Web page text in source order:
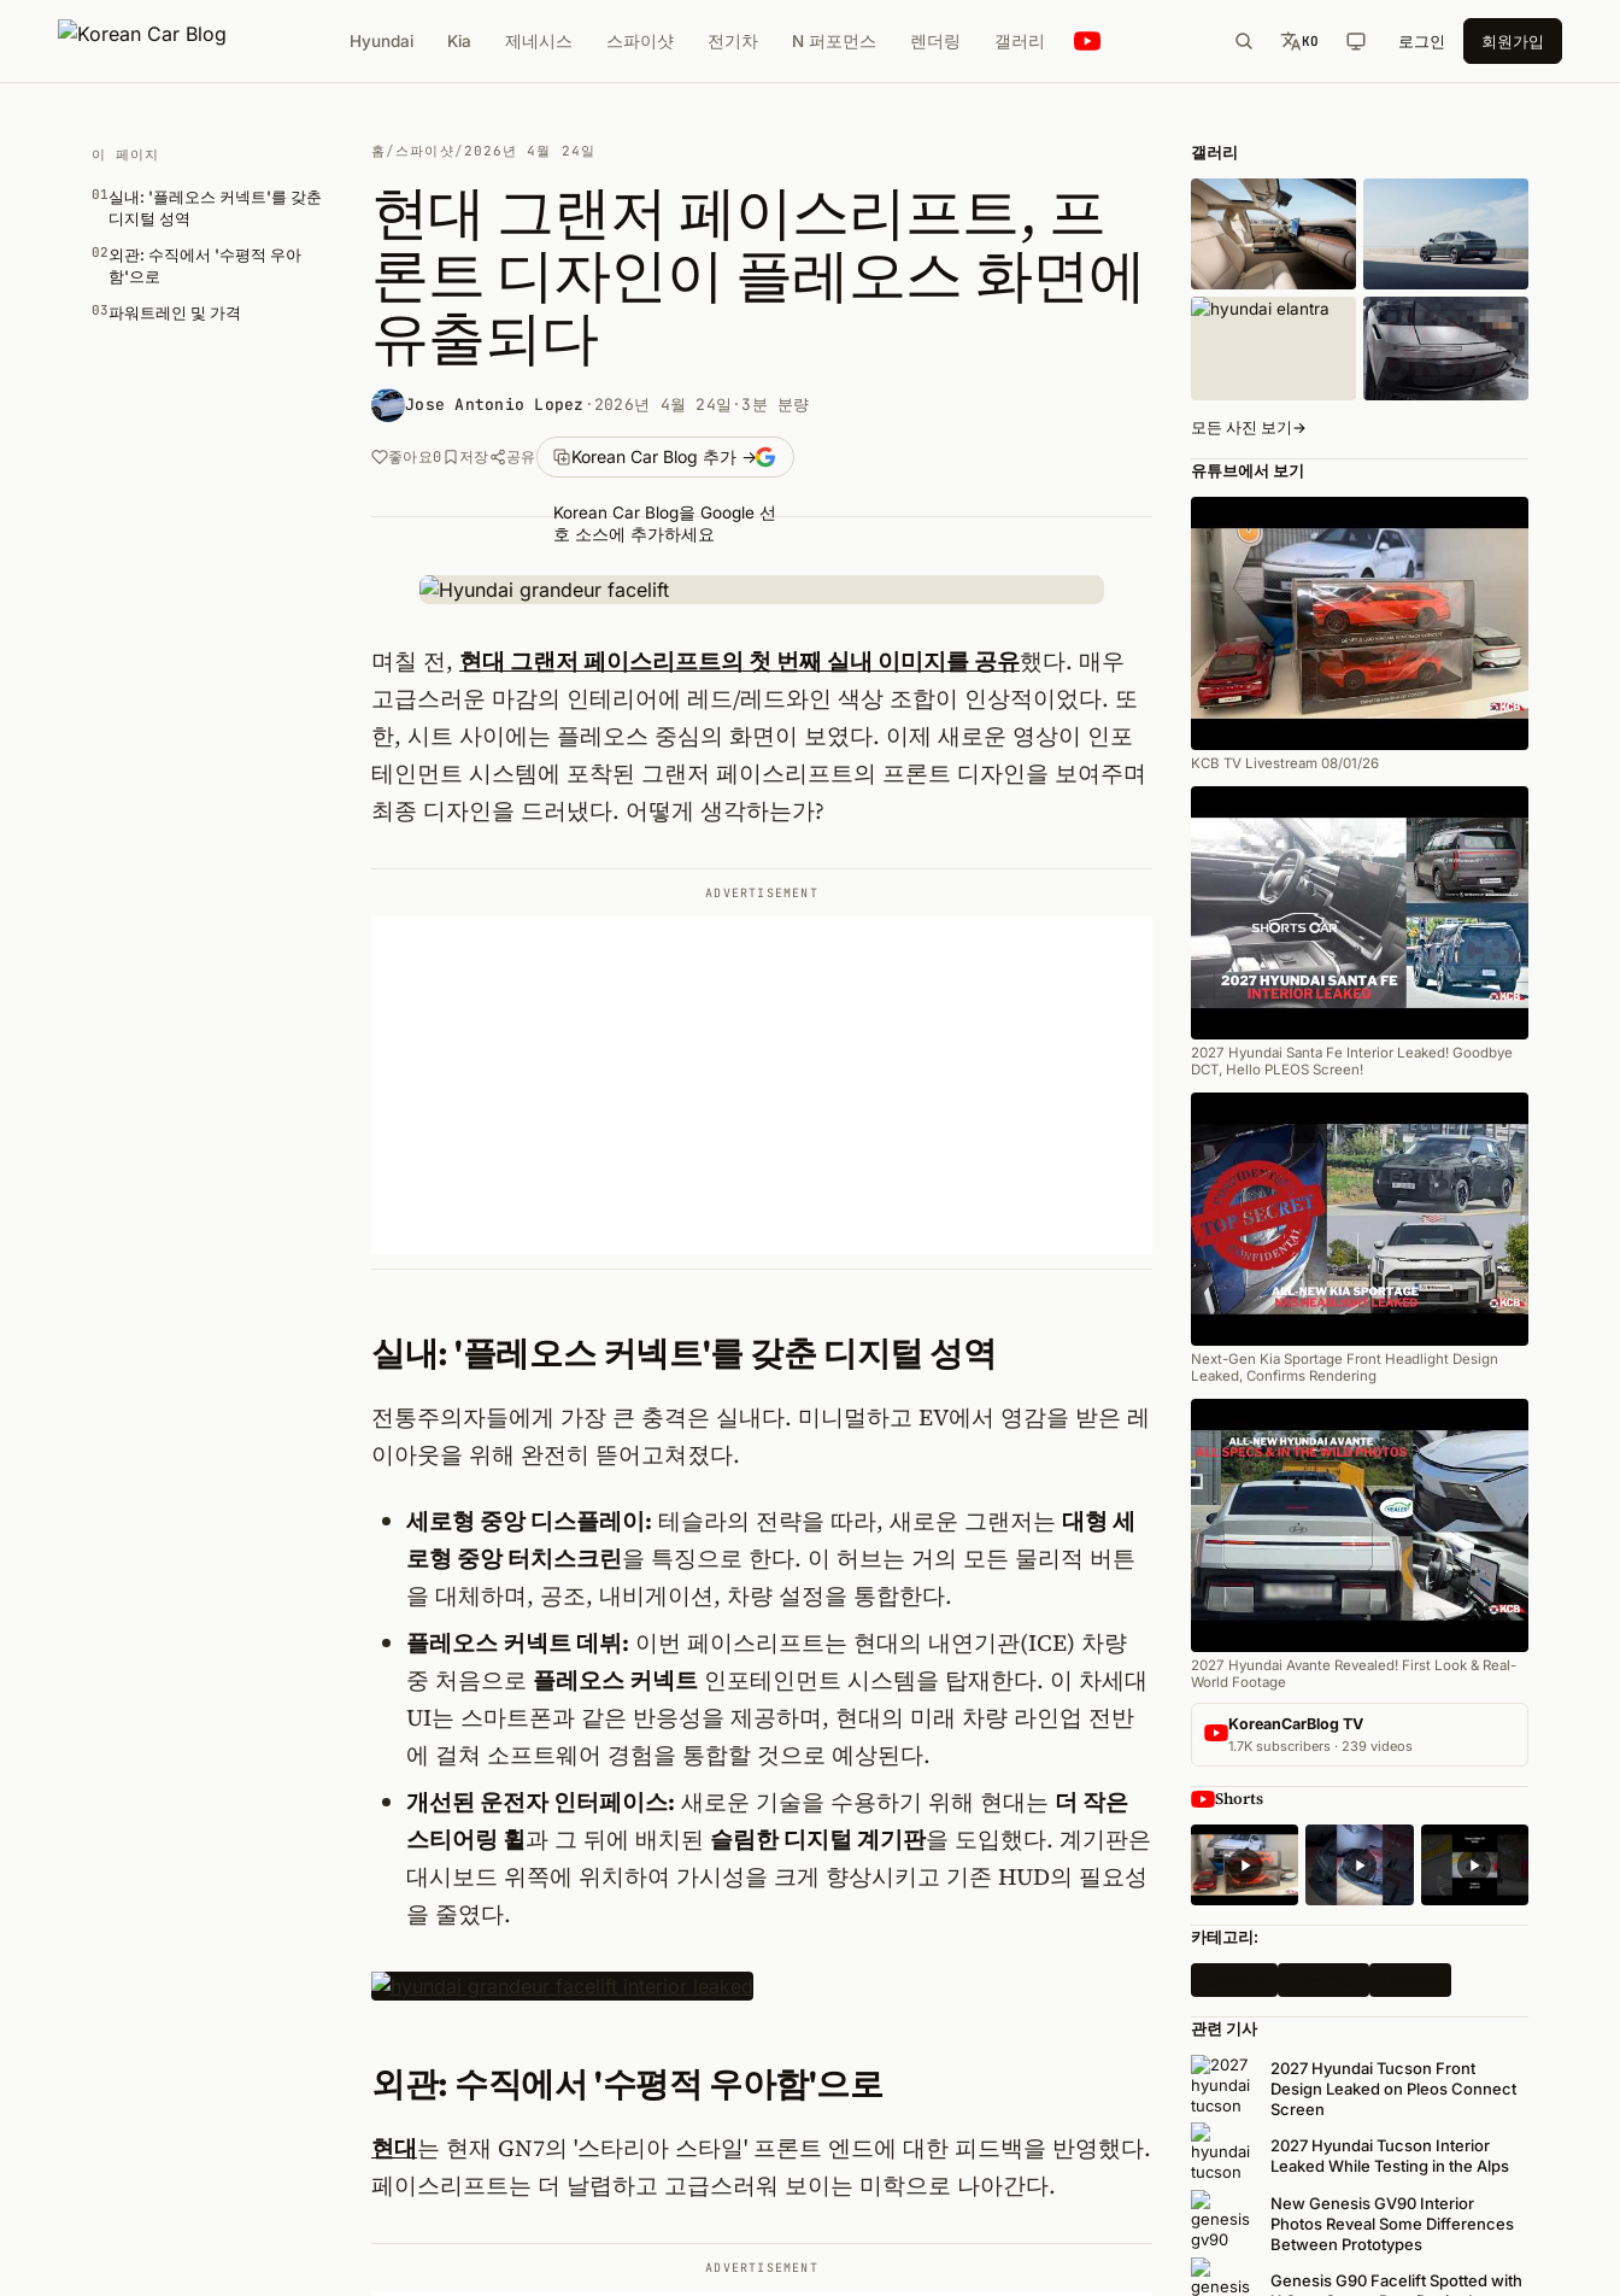
Hyundai Kia 제네시스 스파이샷 전기차 N 퍼포먼스 렌더링 갤러리 KO 로그인 회원가입
이 페이지
01실내: '플레오스 커넥트'를 갖춘
디지털 성역
02외관: 수직에서 '수평적 우아
함'으로
03파워트레인 및 가격
홈 / 스파이샷/ 2026년 4월 24일
현대 그랜저 페이스리프트, 프
론트 디자인이 플레오스 화면에
유출되다
Jose Antonio Lopez · 2026년 4월 24일 · 3분 분량
좋아요0 저장 공유 Korean Car Blog 추가 →
Korean Car Blog을 Google 선
호 소스에 추가하세요
며칠 전, 현대 그랜저 페이스리프트의 첫 번째 실내 이미지를 공유했다. 매우
고급스러운 마감의 인테리어에 레드/레드와인 색상 조합이 인상적이었다. 또
한, 시트 사이에는 플레오스 중심의 화면이 보였다. 이제 새로운 영상이 인포
테인먼트 시스템에 포착된 그랜저 페이스리프트의 프론트 디자인을 보여주며
최종 디자인을 드러냈다. 어떻게 생각하는가?
ADVERTISEMENT
실내: '플레오스 커넥트'를 갖춘 디지털 성역
전통주의자들에게 가장 큰 충격은 실내다. 미니멀하고 EV에서 영감을 받은 레
이아웃을 위해 완전히 뜯어고쳐졌다.
세로형 중앙 디스플레이: 테슬라의 전략을 따라, 새로운 그랜저는 대형 세
로형 중앙 터치스크린을 특징으로 한다. 이 허브는 거의 모든 물리적 버튼
을 대체하며, 공조, 내비게이션, 차량 설정을 통합한다.
플레오스 커넥트 데뷔: 이번 페이스리프트는 현대의 내연기관(ICE) 차량
중 처음으로 플레오스 커넥트인포테인먼트 시스템을 탑재한다. 이 차세대
UI는 스마트폰과 같은 반응성을 제공하며, 현대의 미래 차량 라인업 전반
에 걸쳐 소프트웨어 경험을 통합할 것으로 예상된다.
개선된 운전자 인터페이스: 새로운 기술을 수용하기 위해 현대는 더 작은
스티어링 휠과 그 뒤에 배치된 슬림한 디지털 계기판을 도입했다. 계기판은
대시보드 위쪽에 위치하여 가시성을 크게 향상시키고 기존 HUD의 필요성
을 줄였다.
외관: 수직에서 '수평적 우아함'으로
현대는 현재 GN7의 '스타리아 스타일' 프론트 엔드에 대한 피드백을 반영했다.
페이스리프트는 더 날렵하고 고급스러워 보이는 미학으로 나아간다.
ADVERTISEMENT
갤러리
모든 사진 보기 →
유튜브에서 보기
KCB TV Livestream 08/01/26
2027 Hyundai Santa Fe Interior Leaked! Goodbye
DCT, Hello PLEOS Screen!
Next-Gen Kia Sportage Front Headlight Design
Leaked, Confirms Rendering
2027 Hyundai Avante Revealed! First Look & Real-
World Footage
KoreanCarBlog TV
1.7K subscribers · 239 videos
Shorts
카테고리:
관련 기사
2027 Hyundai Tucson Front
Design Leaked on Pleos Connect
Screen
2027 Hyundai Tucson Interior
Leaked While Testing in the Alps
New Genesis GV90 Interior
Photos Reveal Some Differences
Between Prototypes
Genesis G90 Facelift Spotted with